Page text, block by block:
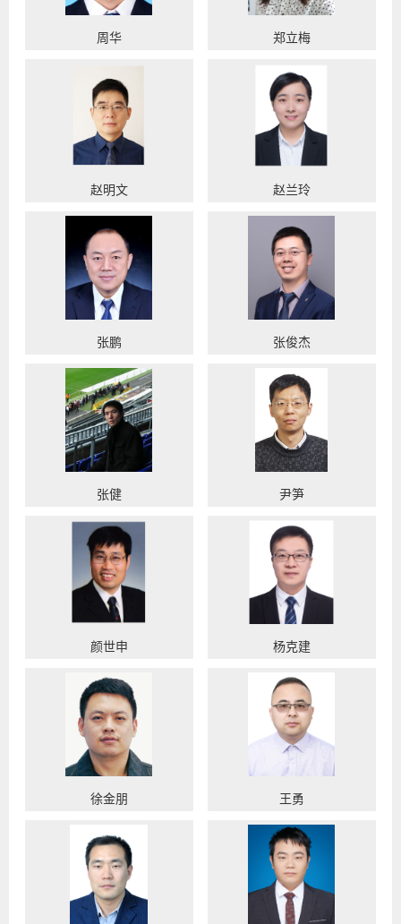
周华 郑立梅
赵明文 赵兰玲
张鹏 张俊杰
张健 尹笋
颜世申 杨克建
徐金朋 王勇